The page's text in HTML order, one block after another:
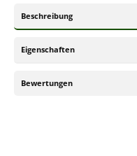
Beschreibung
Eigenschaften
Bewertungen